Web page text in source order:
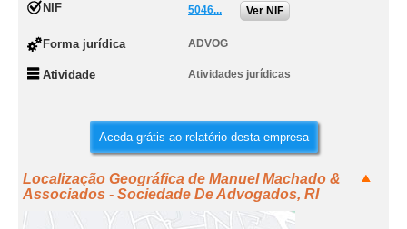
NIF 5046... Ver NIF
Forma jurídica ADVOG
Atividade Atividades jurídicas
Aceda grátis ao relatório desta empresa
Localização Geográfica de Manuel Machado &
Associados - Sociedade De Advogados, Rl